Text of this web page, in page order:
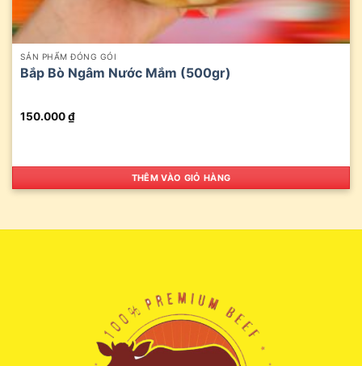
SẢN PHẨM ĐÓNG GÓI
Bắp Bò Ngâm Nước Mắm (500gr)
150.000₫
THÊM VÀO GIỎ HÀNG